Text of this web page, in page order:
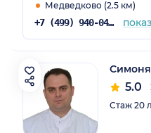
Медведково (2.5 км)
+7 (499) 940-04-30
5.0
Стаж 20